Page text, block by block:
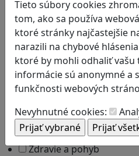
Tieto súbory cookies
tom, ako sa používa
ktoré stránky najčastejšie
narazili na chybové
ktoré by mohli odhaliť vašu
informácie sú anonymné a
funkčnosti webových
Nevyhnutné cookies:
Globálne vzdelávanie
Kreativita
Kritické myslenie
Kyberšikana
Logické myslenie
Ľudské práva a
Motorika a koncentrácia
Programovanie/Technika
Sociálne zručnosti a
Strategické myslenie
Zdravie a pohyb